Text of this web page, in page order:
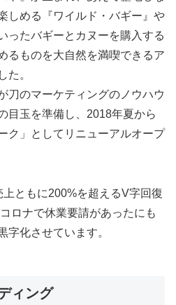
しめる『ワイルド・バギー』や
ったバギーとカヌーを購入する
るものを大自然を満喫できるア
た。
刀のマーケティングのノウハウ
目玉を準備し、2018年夏から
ク」としてリニューアルオープ
ともに200%を超えるV字回復
ロナで休業要請があったにも
字化させています。
ィング